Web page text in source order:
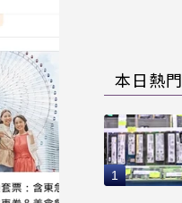
本日熱門